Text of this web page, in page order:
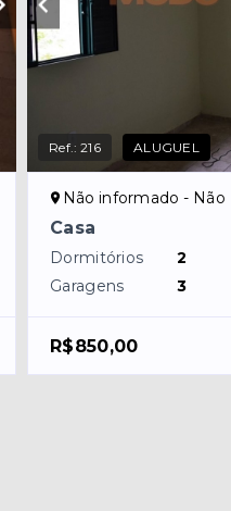
Ref.:216 ALUGUEL
Não informado -
Casa
Dormitórios
2
Garagens
3
R$850,00